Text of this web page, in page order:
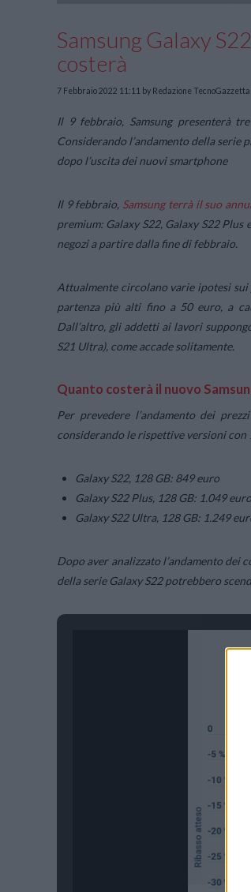
Samsung Galaxy
costerà
7 Febbraio 2022 11:11 by Redazione TecnoGazzetta
Il 9 febbraio, Samsung presenterà
Considerando l’andamento della serie
dopo l’uscita dei nuovi smartphone
Il 9 febbraio, Samsung terrà il suo
premium: Galaxy S22, Galaxy S22
negozi a partire dalla fine di febbraio.
Attualmente circolano varie ipotesi sui
partenza più alti fino a 50 euro, a
Dall’altro, gli addetti ai lavori
S21 Ultra), come accade solitamente.
Quanto costerà il nuovo
Per prevedere l’andamento dei
considerando le rispettive versioni con
Galaxy S22, 128 GB: 849 euro
Galaxy S22 Plus, 128 GB: 1.049 euro
Galaxy S22 Ultra, 128 GB: 1.249
Dopo aver analizzato l’andamento dei
della serie Galaxy S22 potrebbero